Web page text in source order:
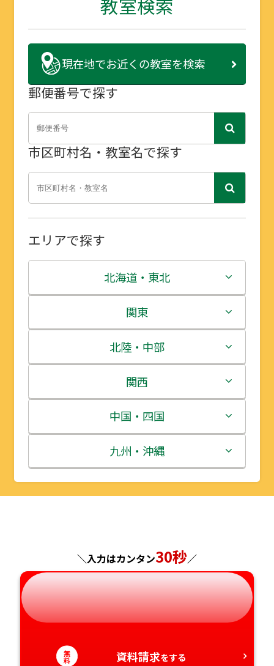
現在地でお近くの教室を検索
郵便番号で探す
市区町村名・教室名で探す
エリアで探す
北海道・東北
北海道
青森県
岩手県
宮城県
秋田県
山形県
関東
茨城県
栃木県
群馬県
埼玉県
千葉県
神奈川県
北陸・中部
新潟県
富山県
石川県
福井県
長野県
岐阜県
静岡県
愛知県
関西
三重県
滋賀県
京都府
兵庫県
奈良県
和歌山県
中国・四国
鳥取県
島根県
広島県
山口県
徳島県
香川県
九州・沖縄
福岡県
長崎県
熊本県
大分県
宮崎県
＼入力はカンタン30秒／
無
料 資料請求をする